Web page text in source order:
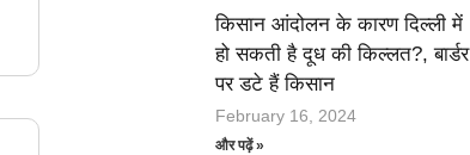
किसान आंदोलन के कारण दिल्ली में
हो सकती है दूध की किल्लत?, बार्डर
पर डटे हैं किसान
February 16, 2024
और पढ़ें »